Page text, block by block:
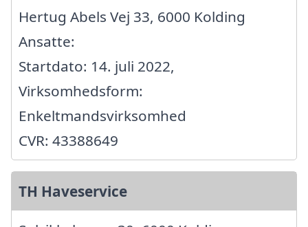
Hertug Abels Vej 33, 6000 Kolding
Ansatte:
Startdato: 14. juli 2022,
Virksomhedsform:
Enkeltmandsvirksomhed
CVR: 43388649
TH Haveservice